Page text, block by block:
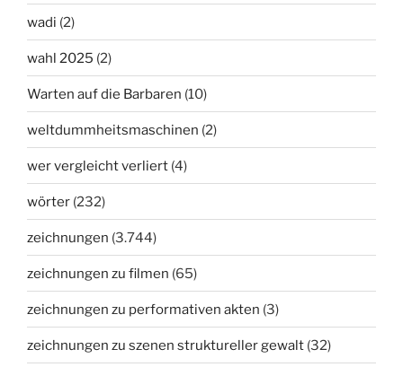
wadi (2)
wahl 2025 (2)
Warten auf die Barbaren (10)
weltdummheitsmaschinen (2)
wer vergleicht verliert (4)
wörter (232)
zeichnungen (3.744)
zeichnungen zu filmen (65)
zeichnungen zu performativen akten (3)
zeichnungen zu szenen struktureller gewalt (32)